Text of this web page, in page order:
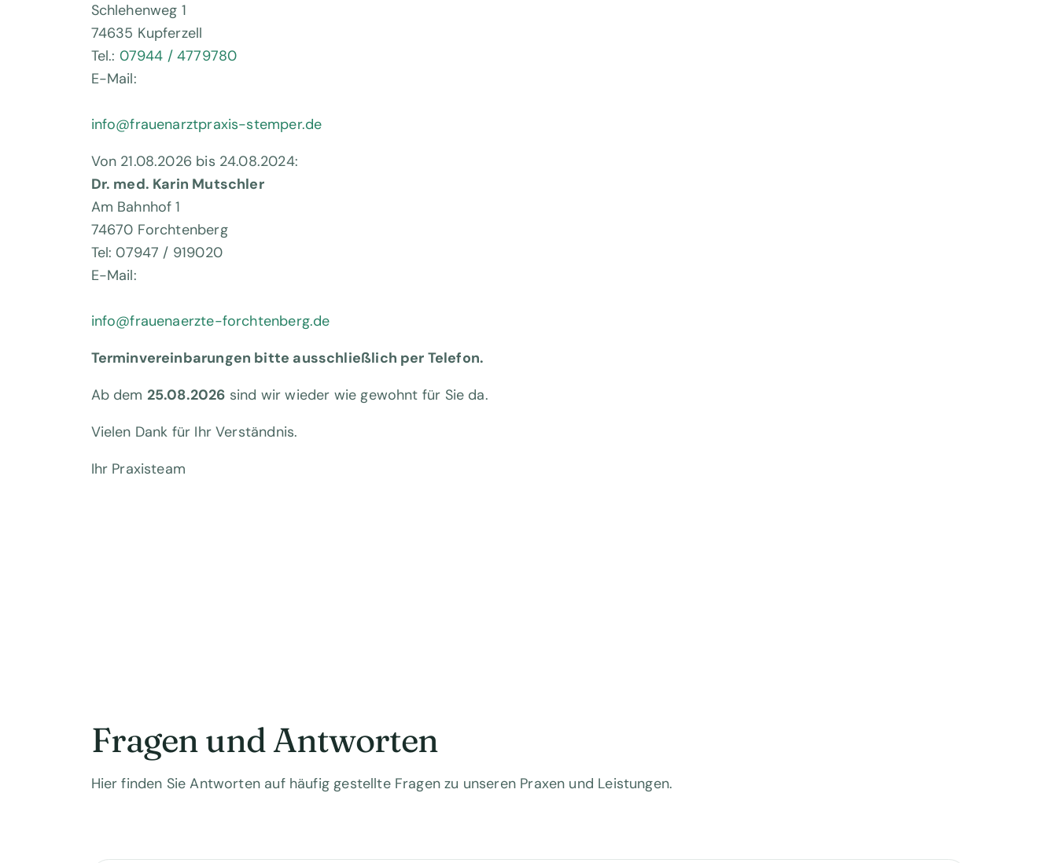
Schlehenweg 1
74635 Kupferzell
Tel.: 07944 / 4779780
E-Mail:
info@frauenarztpraxis-stemper.de
Von 21.08.2026 bis 24.08.2024:
Dr. med. Karin Mutschler
Am Bahnhof 1
74670 Forchtenberg
Tel: 07947 / 919020
E-Mail:
info@frauenaerzte-forchtenberg.de
Terminvereinbarungen bitte ausschließlich per Telefon.
Ab dem 25.08.2026 sind wir wieder wie gewohnt für Sie da.
Vielen Dank für Ihr Verständnis.
Ihr Praxisteam
Fragen und Antworten
Hier finden Sie Antworten auf häufig gestellte Fragen zu unseren Praxen und Leistungen.